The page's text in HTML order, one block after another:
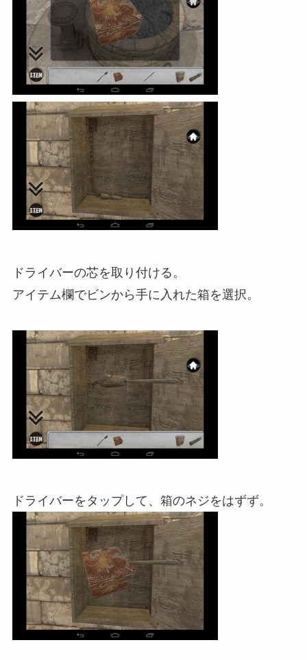
ドライバーの芯を取り付ける。
アイテム欄でビンから手に入れた箱を選択。
ドライバーをタップして、箱のネジをはずず。